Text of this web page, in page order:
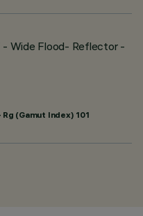
Wide Flood- Reflector -
(Gamut Index) 101